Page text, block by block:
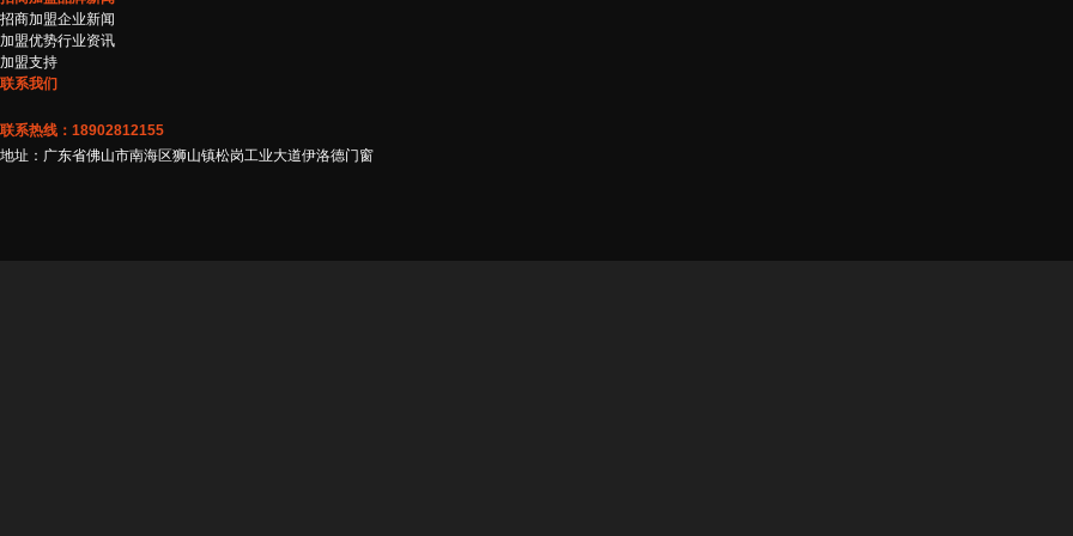
招商加盟
加盟优势
加盟支持
企业新闻
行业资讯
联系我们
联系热线：18902812155
地址：广东省佛山市南海区狮山镇松岗工业大道伊洛德门窗